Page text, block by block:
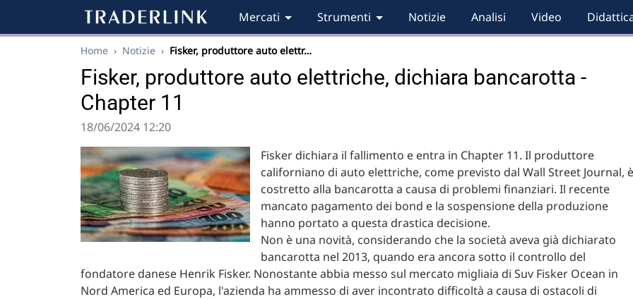
Mercati Strumenti Notizie Analisi Video
Home › Notizie › Fisker, produttore auto elettr…
Fisker, produttore auto elettriche, dichiara bancarotta -
Chapter 11
18/06/2024 12:20
Fisker dichiara il fallimento e entra in Chapter 11. Il produttore
californiano di auto elettriche, come previsto dal Wall Street Journal, è
costretto alla bancarotta a causa di problemi finanziari. Il recente
mancato pagamento dei bond e la sospensione della produzione
hanno portato a questa drastica decisione.
Non è una novità, considerando che la società aveva già dichiarato
bancarotta nel 2013, quando era ancora sotto il controllo del
fondatore danese Henrik Fisker. Nonostante abbia messo sul mercato migliaia di Suv Fisker Ocean in
Nord America ed Europa, l'azienda ha ammesso di aver incontrato difficoltà a causa di ostacoli di